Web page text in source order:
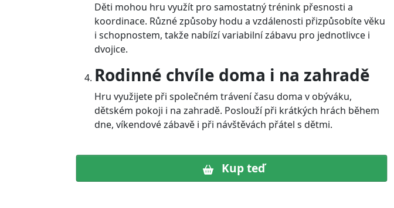
Děti mohou hru využít pro samostatný trénink přesnosti a
koordinace. Různé způsoby hodu a vzdálenosti přizpůsobíte věku
i schopnostem, takže nabíízí variabilní zábavu pro jednotlivce i
dvojice.
Rodinné chvíle doma i na zahradě
Hru využijete při společném trávení času doma v obýváku,
dětském pokoji i na zahradě. Poslouží při krátkých hrách během
dne, víkendové zábavě i při návštěvách přátel s dětmi.
Kup teď